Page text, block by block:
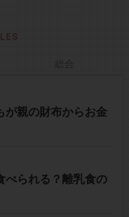
が親の財布からお金
べられる？離乳食の